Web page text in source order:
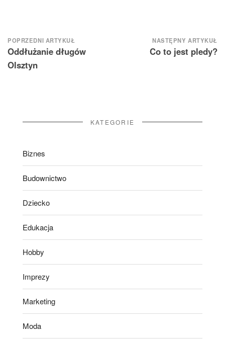
Nawigacja
wpisu
POPRZEDNI ARTYKUŁ
Oddłużanie długów
Olsztyn
NASTĘPNY ARTYKUŁ
Co to jest pledy?
KATEGORIE
Biznes
Budownictwo
Dziecko
Edukacja
Hobby
Imprezy
Marketing
Moda